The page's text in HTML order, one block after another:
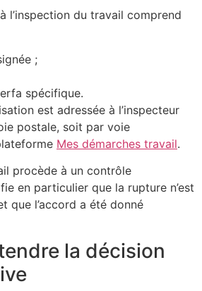
l’inspection du travail comprend
;
spécifique.
est adressée à l’inspecteur
postale, soit par voie
Mes démarches travail.
procède à un contrôle
en particulier que la rupture n’est
que l’accord a été donné
la décision